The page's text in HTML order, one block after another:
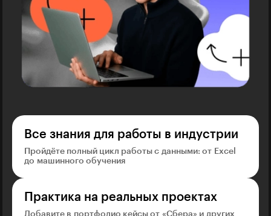
Все знания для работы в индустрии
Пройдёте полный цикл работы с данными: от Excel
до машинного обучения
Практика на реальных проектах
Добавите в портфолио кейсы от «Сбера» и других